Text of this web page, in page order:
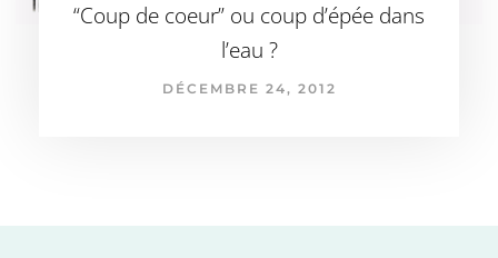
“Coup de coeur” ou coup d’épée dans
l’eau ?
DÉCEMBRE 24, 2012